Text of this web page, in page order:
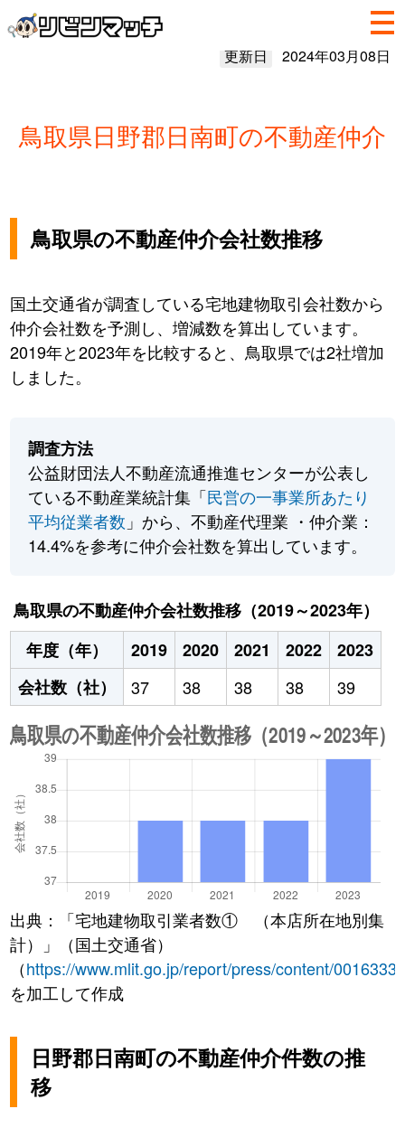
更新日 2024年03月08日
鳥取県日野郡日南町の不動産仲介
鳥取県の不動産仲介会社数推移
国土交通省が調査している宅地建物取引会社数から
仲介会社数を予測し、増減数を算出しています。
2019年と2023年を比較すると、鳥取県では2社増加
しました。
調査方法
公益財団法人不動産流通推進センターが公表し
ている不動産業統計集「民営の一事業所あたり
平均従業者数 」から、不動産代理業 ・仲介業：
14.4%を参考に仲介会社数を算出しています。
鳥取県の不動産仲介会社数推移（2019～2023年）
年度（年）
2019 2020 2021 2022
2023
会社数（社）
37 38 38 38 39
出典：「宅地建物取引業者数① （本店所在地別集
計）」（国土交通省）
（https://www.mlit.go.jp/report/press/content/
を加工して作成
日野郡日南町の不動産仲介件数の推
移